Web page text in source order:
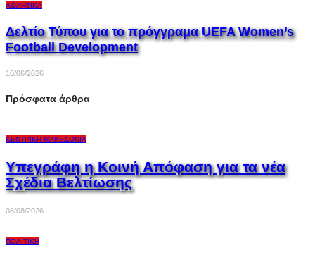
ΑΘΛΗΤΙΚΆ
Δελτίο Τύπου για το πρόγγραμα UEFA Women’s
Football Development
10/06/2026
Πρόσφατα άρθρα
ΚΕΝΤΡΙΚΉ ΜΑΚΕΔΟΝΊΑ
Υπεγράφη η Κοινή Απόφαση για τα νέα
Σχέδια Βελτίωσης
08/08/2026
ΠΟΛΙΤΙΚΉ